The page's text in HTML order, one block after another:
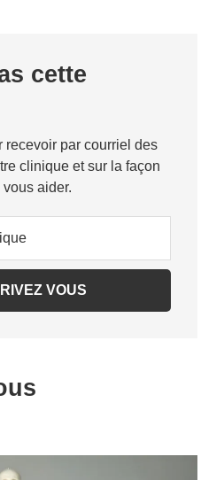
cette
recevoir par courriel des
clinique et sur la façon
aider.